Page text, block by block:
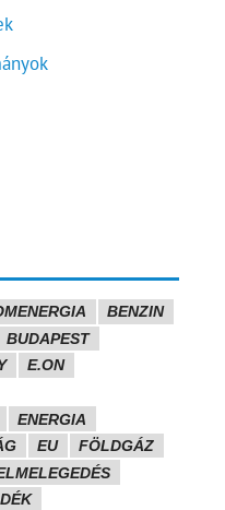
BENZIN
BUDAPEST
E.ON
ENERGIA
EU
FÖLDGÁZ